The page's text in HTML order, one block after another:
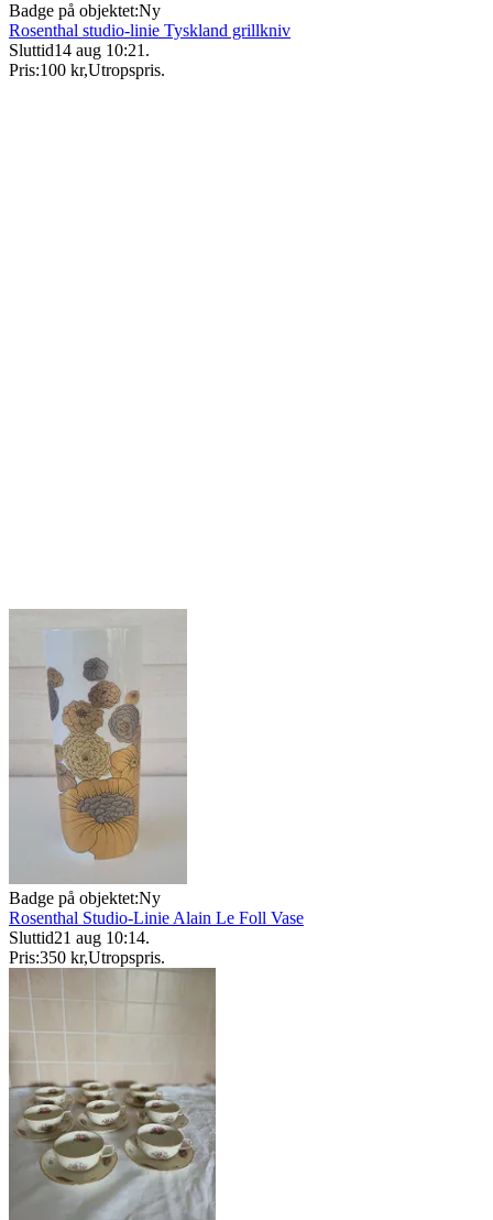
Badge på objektet:Ny
Rosenthal studio-linie Tyskland grillkniv
Sluttid14 aug 10:21 .
Pris:100 kr,Utropspris.
Badge på objektet:Ny
Rosenthal Studio-Linie Alain Le Foll Vase
Sluttid21 aug 10:14.
Pris:350 kr,Utropspris.